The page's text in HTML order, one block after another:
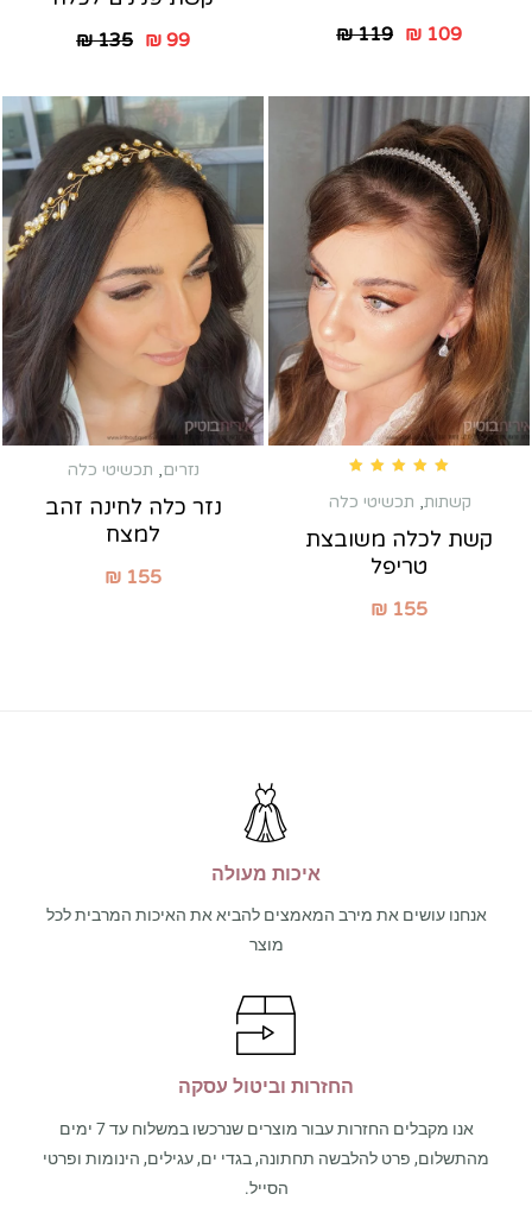
₪119 ₪109
₪135 ₪99
קשתות, תכשיטי כלה
קשת לכלה משובצת
טריפל
₪ 155
נזרים, תכשיטי כלה
נזר כלה לחינה זהב
למצח
₪ 155
איכות מעולה
אנחנו עושים את מירב המאמצים להביא את האיכות המרבית לכל
מוצר
החזרות וביטול עסקה
אנו מקבלים החזרות עבור מוצרים שנרכשו במשלוח עד 7 ימים
מהתשלום, פרט להלבשה תחתונה, בגדי ים, עגילים, הינומות ופרטי
הסייל.